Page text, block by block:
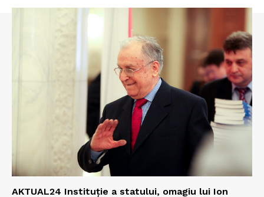
AKTUAL24 Instituție a statului, omagiu lui Ion